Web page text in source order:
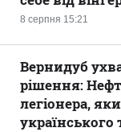
8 серпня 15:21
Вернидуб
рішення:
легіонера,
українського